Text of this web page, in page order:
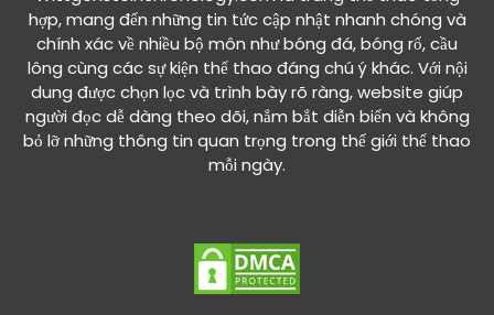
hợp, mang đến những tin tức cập nhật nhanh chóng và
chính xác về nhiều bộ môn như bóng đá, bóng rổ, cầu
lông cùng các sự kiện thể thao đáng chú ý khác. Với nội
dung được chọn lọc và trình bày rõ ràng, website giúp
người đọc dễ dàng theo dõi, nắm bắt diễn biến và không
bỏ lỡ những thông tin quan trọng trong thế giới thể thao
mỗi ngày.